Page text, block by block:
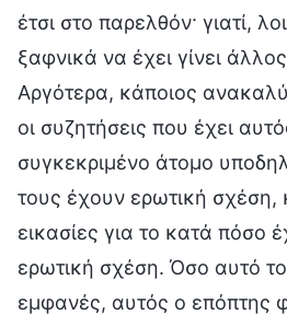
έτσι στο παρελθόν· γιατί,
ξαφνικά να έχει γίνει
Αργότερα, κάποιος
οι συζητήσεις που έχει
συγκεκριμένο άτομο
τους έχουν ερωτική σχέση,
εικασίες για το κατά πόσο
ερωτική σχέση. Όσο αυτό το
εμφανές, αυτός ο επόπτης